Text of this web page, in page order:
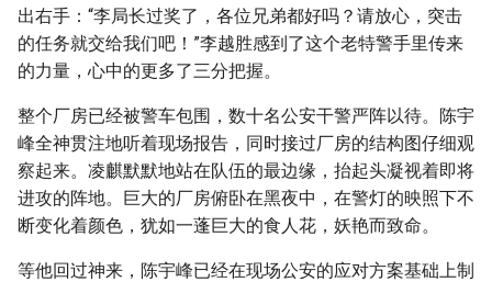
出右手：“李局长过奖了，各位兄弟都好吗？请放心，突击
的任务就交给我们吧！”李越胜感到了这个老特警手里传来
的力量，心中的更多了三分把握。
整个厂房已经被警车包围，数十名公安干警严阵以待。陈宇
峰全神贯注地听着现场报告，同时接过厂房的结构图仔细观
察起来。凌麒默默地站在队伍的最边缘，抬起头凝视着即将
进攻的阵地。巨大的厂房俯卧在黑夜中，在警灯的映照下不
断变化着颜色，犹如一蓬巨大的食人花，妖艳而致命。
等他回过神来，陈宇峰已经在现场公安的应对方案基础上制